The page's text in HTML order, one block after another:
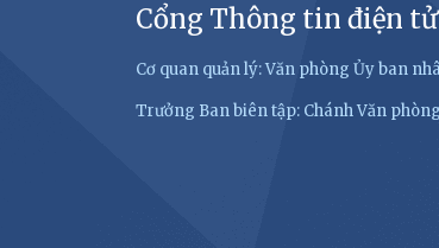
Cổng Thông tin điện
Cơ quan quản lý: Văn phòng Ủy ban
Trưởng Ban biên tập: Chánh Văn phòng